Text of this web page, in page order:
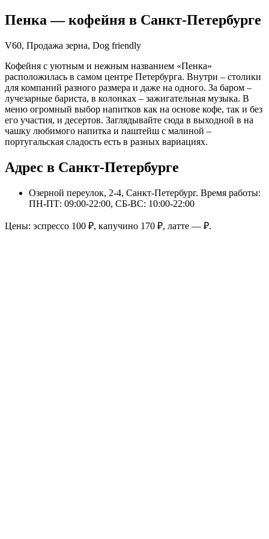
Пенка — кофейня в Санкт-Петербурге
V60, Продажа зерна, Dog friendly
Кофейня с уютным и нежным названием «Пенка»
расположилась в самом центре Петербурга. Внутри – столики
для компаний разного размера и даже на одного. За баром –
лучезарные бариста, в колонках – зажигательная музыка. В
меню огромный выбор напитков как на основе кофе, так и без
его участия, и десертов. Заглядывайте сюда в выходной в на
чашку любимого напитка и паштейш с малиной –
португальская сладость есть в разных вариациях.
Адрес в Санкт-Петербурге
Озерной переулок, 2-4, Санкт-Петербург. Время работы:
ПН-ПТ: 09:00-22:00, СБ-ВС: 10:00-22:00
Цены: эспрессо 100 ₽, капучино 170 ₽, латте — ₽.